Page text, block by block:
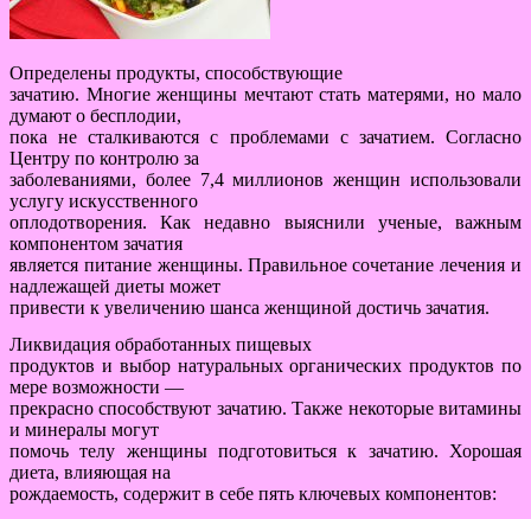
Определены продукты, способствующие
зачатию. Многие женщины мечтают стать матерями, но мало
думают о бесплодии,
пока не сталкиваются с проблемами с зачатием. Согласно
Центру по контролю за
заболеваниями, более 7,4 миллионов женщин использовали
услугу искусственного
оплодотворения. Как недавно выяснили ученые, важным
компонентом зачатия
является питание женщины. Правильное сочетание лечения и
надлежащей диеты может
привести к увеличению шанса женщиной достичь зачатия.
Ликвидация обработанных пищевых
продуктов и выбор натуральных органических продуктов по
мере возможности —
прекрасно способствуют зачатию. Также некоторые витамины
и минералы могут
помочь телу женщины подготовиться к зачатию. Хорошая
диета, влияющая на
рождаемость, содержит в себе пять ключевых компонентов: